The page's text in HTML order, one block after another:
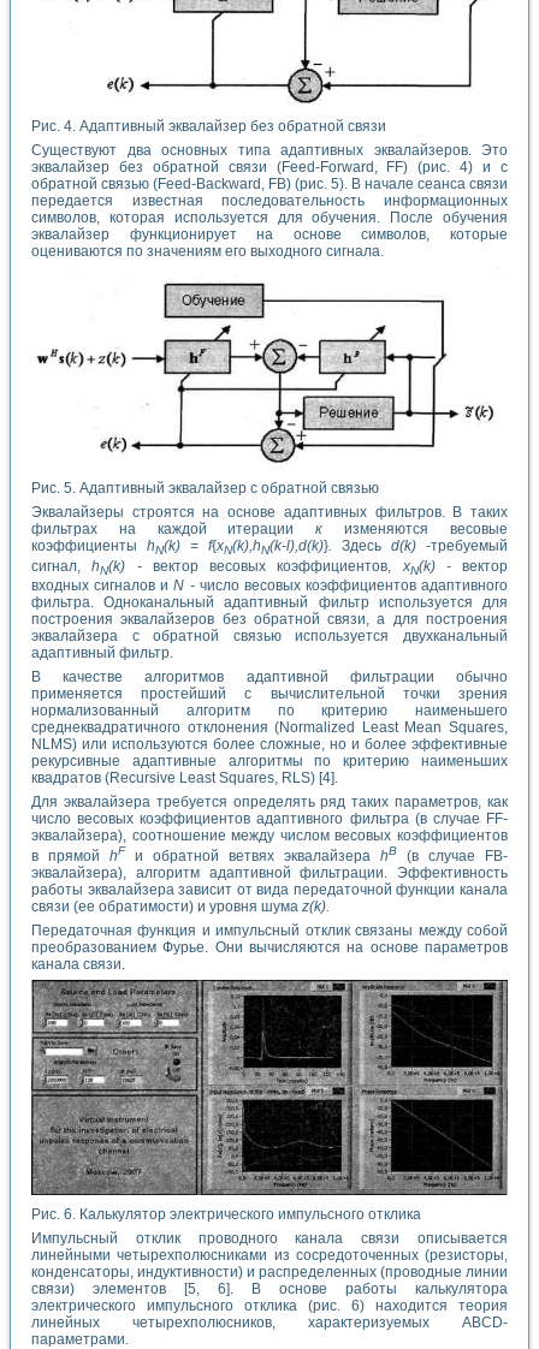
Рис. 4. Адаптивный эквалайзер без обратной связи
Существуют два основных типа адаптивных эквалайзеров. Это
эквалайзер без обратной связи (Feed-Forward, FF) (рис. 4) и с
обратной связью (Feed-Backward, FB) (рис. 5). В начале сеанса связи
передается известная последовательность информационных
символов, которая используется для обучения. После обучения
эквалайзер функционирует на основе символов, которые
оцениваются по значениям его выходного сигнала.
Рис. 5. Адаптивный эквалайзер с обратной связью
Эквалайзеры строятся на основе адаптивных фильтров. В таких
фильтрах на каждой итерациикизменяются весовые
коэффициенты hN(k) = f{xN(k),hN(k-l),d(k)}. Здесь d(k) -требуемый
сигнал,hN(k) -вектор весовых коэффициентов, xN(k) - вектор
входных сигналов иN -число весовых коэффициентов адаптивного
фильтра. Одноканальный адаптивный фильтр используется для
построения эквалайзеров без обратной связи, а для построения
эквалайзера с обратной связью используется двухканальный
адаптивный фильтр.
В качестве алгоритмов адаптивной фильтрации обычно
применяется простейший с вычислительной точки зрения
нормализованный алгоритм по критерию наименьшего
среднеквадратичного отклонения (Normalized Least Mean Squares,
NLMS) или используются более сложные, но и более эффективные
рекурсивные адаптивные алгоритмы по критерию наименьших
квадратов (Recursive Least Squares, RLS) [4].
Для эквалайзера требуется определять ряд таких параметров, как
число весовых коэффициентов адаптивного фильтра (в случае FF-
эквалайзера), соотношение между числом весовых коэффициентов
в прямой hF и обратной ветвях эквалайзера hB
(в случае FB-
эквалайзера), алгоритм адаптивной фильтрации. Эффективность
работы эквалайзера зависит от вида передаточной функции канала
связи (ее обратимости) и уровня шума z(k).
Передаточная функция и импульсный отклик связаны между собой
преобразованием Фурье. Они вычисляются на основе параметров
канала связи.
Рис. 6. Калькулятор электрического импульсного отклика
Импульсный отклик проводного канала связи описывается
линейными четырехполюсниками из сосредоточенных (резисторы,
конденсаторы, индуктивности) и распределенных (проводные линии
связи) элементов [5, 6]. В основе работы калькулятора
электрического импульсного отклика (рис. 6) находится теория
линейных четырехполюсников, характеризуемых ABCD-
параметрами.